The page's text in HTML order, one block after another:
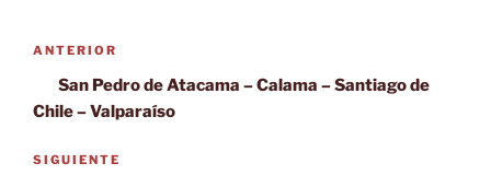
Navegación
entradas
Entrada
anterior:
ANTERIOR
San Pedro de Atacama – Calama – Santiago de
Chile – Valparaíso
Siguiente
SIGUIENTE